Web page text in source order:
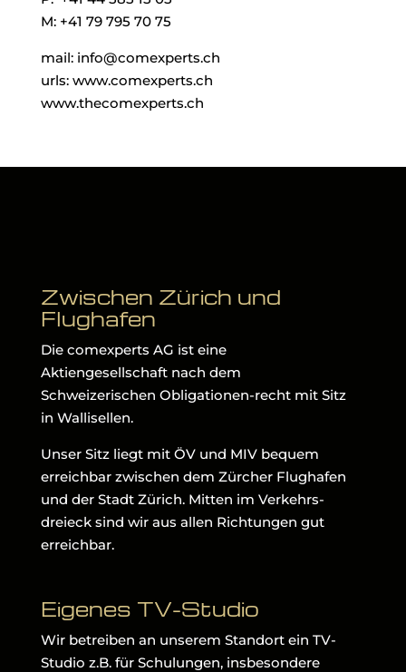
M: +41 79 795 70 75
mail: info@comexperts.ch
urls: www.comexperts.ch
www.thecomexperts.ch
Zwischen Zürich und
Flughafen
Die comexperts AG ist eine
Aktiengesellschaft nach dem
Schweizerischen Obligationen-recht mit Sitz
in Wallisellen.
Unser Sitz liegt mit ÖV und MIV bequem
erreichbar zwischen dem Zürcher Flughafen
und der Stadt Zürich. Mitten im Verkehrs-
dreieck sind wir aus allen Richtungen gut
erreichbar.
Eigenes TV-Studio
Wir betreiben an unserem Standort ein TV-
Studio z.B. für Schulungen, insbesondere